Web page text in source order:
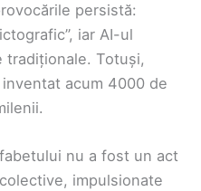
persistă:
iar AI-ul
tradiționale. Totuși,
acum 4000 de
nu a fost un act
impulsionate